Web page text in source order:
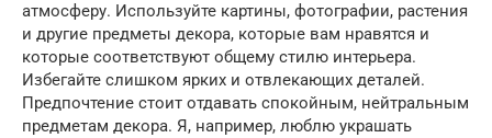
атмосферу. Используйте картины, фотографии, растения
и другие предметы декора, которые вам нравятся и
которые соответствуют общему стилю интерьера.
Избегайте слишком ярких и отвлекающих деталей.
Предпочтение стоит отдавать спокойным, нейтральным
предметам декора. Я, например, люблю украшать